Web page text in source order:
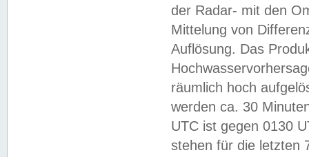
der Radar- mit den
Mittelung von
Auflösung. Das
räumlich hoch
werden ca. 30
UTC ist gegen 0130
stehen für die letzten